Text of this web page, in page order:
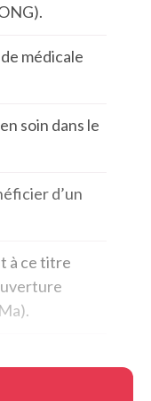
médicale
soin dans le
d’un
à ce titre